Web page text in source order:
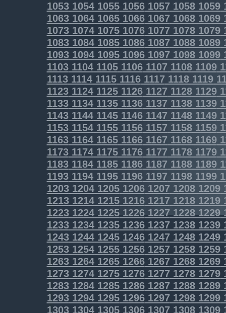
1053105410551056105710581059
1063106410651066106710681069
1073107410751076107710781079
1083108410851086108710881089
1093109410951096109710981099
1103110411051106110711081109
1113111411151116111711181119
11231124112511261127 11281129
11331134113511361137 11381139
11431144114511461147 11481149
11531154115511561157 11581159
11631164116511661167 11681169
11731174117511761177 11781179
11831184118511861187 11881189
11931194119511961197 11981199
12031204120512061207 12081209
12131214121512161217 12181219
1223122412251226122712281229
1233123412351236123712381239
1243124412451246124712481249
1253125412551256125712581259
1263126412651266126712681269
1273127412751276127712781279
1283128412851286128712881289
1293129412951296129712981299
1303130413051306130713081309